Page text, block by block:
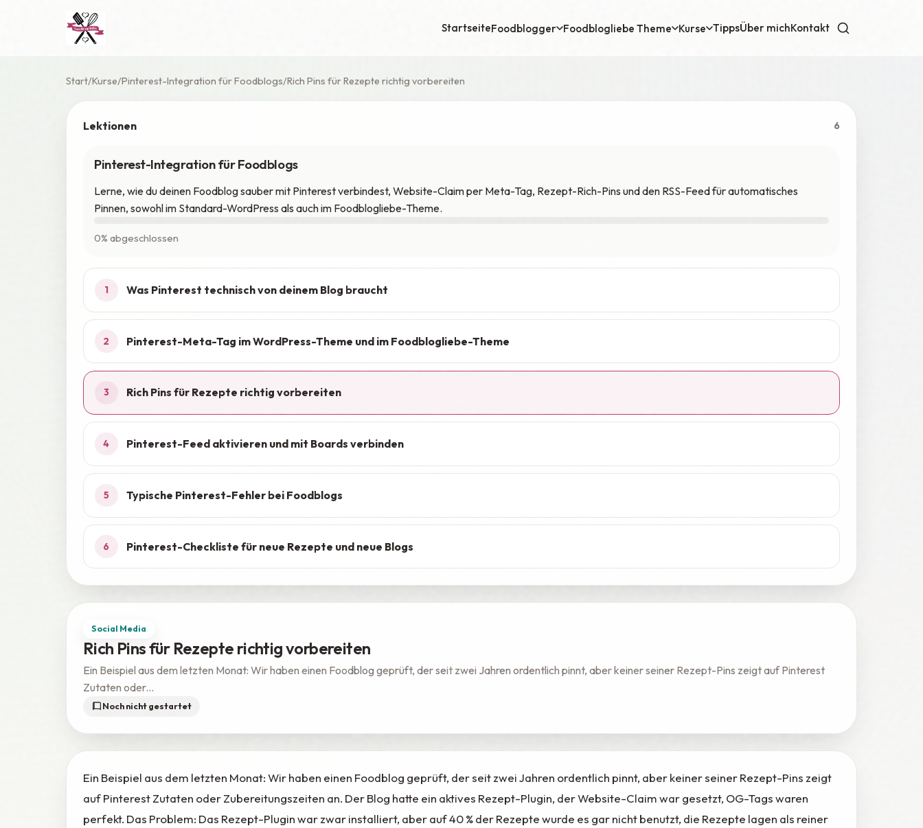
StartseiteFoodblogger Foodblogliebe Theme Kurse TippsÜber michKontakt
Start Kurse Pinterest-Integration für Foodblogs Rich Pins für Rezepte richtig vorbereiten
Lektionen 6
Pinterest-Integration für Foodblogs
Lerne, wie du deinen Foodblog sauber mit Pinterest verbindest, Website-Claim per Meta-Tag, Rezept-Rich-Pins und den RSS-Feed für automatisches
Pinnen, sowohl im Standard-WordPress als auch im Foodblogliebe-Theme.
0% abgeschlossen
1 Was Pinterest technisch von deinem Blog braucht
2 Pinterest-Meta-Tag im WordPress-Theme und im Foodblogliebe-Theme
3 Rich Pins für Rezepte richtig vorbereiten
4 Pinterest-Feed aktivieren und mit Boards verbinden
5 Typische Pinterest-Fehler bei Foodblogs
6 Pinterest-Checkliste für neue Rezepte und neue Blogs
Social Media
Rich Pins für Rezepte richtig vorbereiten
Ein Beispiel aus dem letzten Monat: Wir haben einen Foodblog geprüft, der seit zwei Jahren ordentlich pinnt, aber keiner seiner Rezept-Pins zeigt auf Pinterest
Zutaten oder...
Noch nicht gestartet
Ein Beispiel aus dem letzten Monat: Wir haben einen Foodblog geprüft, der seit zwei Jahren ordentlich pinnt, aber keiner seiner Rezept-Pins zeigt
auf Pinterest Zutaten oder Zubereitungszeiten an. Der Blog hatte ein aktives Rezept-Plugin, der Website-Claim war gesetzt, OG-Tags waren
perfekt. Das Problem: Das Rezept-Plugin war zwar installiert, aber auf 40 % der Rezepte wurde es gar nicht benutzt, die Rezepte lagen als reiner